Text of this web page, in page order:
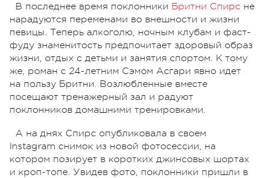
В последнее время поклонники Бритни Спирс не
нарадуются переменами во внешности и жизни
певицы. Теперь алкоголю, ночным клубам и фаст-
фуду знаменитость предпочитает здоровый образ
жизни, отдых с детьми и занятия спортом. К тому
же, роман с 24-летним Сэмом Асгари явно идет
на пользу Бритни. Возлюбленные вместе
посещают тренажерный зал и радуют
поклонников домашними тренировками.
А на днях Спирс опубликовала в своем
Instagram снимок из новой фотосессии, на
котором позирует в коротких джинсовых шортах
и кроп-топе. Увидев фото, поклонники пришли в